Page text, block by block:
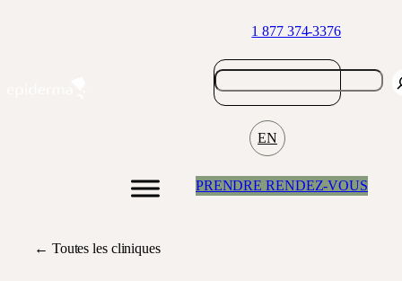
1 877 374-3376
EN
PRENDRE RENDEZ-VOUS
← Toutes les cliniques